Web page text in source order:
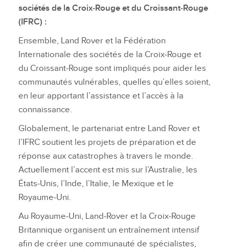
sociétés de la Croix‑Rouge et du Croissant‑Rouge
(IFRC) :
Ensemble, Land Rover et la Fédération
Internationale des sociétés de la Croix‑Rouge et
du Croissant‑Rouge sont impliqués pour aider les
communautés vulnérables, quelles qu’elles soient,
en leur apportant l’assistance et l’accès à la
connaissance.
Globalement, le partenariat entre Land Rover et
l’IFRC soutient les projets de préparation et de
réponse aux catastrophes à travers le monde.
Actuellement l’accent est mis sur l’Australie, les
États‑Unis, l’Inde, l’Italie, le Mexique et le
Royaume‑Uni.
Au Royaume‑Uni, Land‑Rover et la Croix‑Rouge
Britannique organisent un entraînement intensif
afin de créer une communauté de spécialistes,